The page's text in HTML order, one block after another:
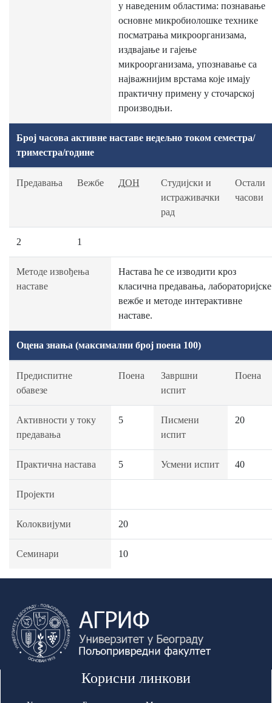
у наведеним областима: познавање
основне микробиолошке технике
посматрања микроорганизама,
издвајање и гајење
микроорганизама, упознавање са
најважнијим врстама које имају
практичну примену у сточарској
производњи.
Број часова активне наставе недељно током семестра/
триместра/године
Предавања Вежбе ДОН
Студијски и
истраживачки
рад
Остали
часови
2 1
Методе извођења
наставе
Настава ће се изводити кроз
класична предавања, лабораторијске
вежбе и методе интерактивне
наставе.
Оцена знања (максимални број поена 100)
Предиспитне
обавезе
Поена
Завршни
испит
Поена
Активности у току
предавања
5
Писмени
испит
20
Практична настава 5 Усмени испит 40
Пројекти
Колоквијуми 20
Семинари 10
Корисни линкови